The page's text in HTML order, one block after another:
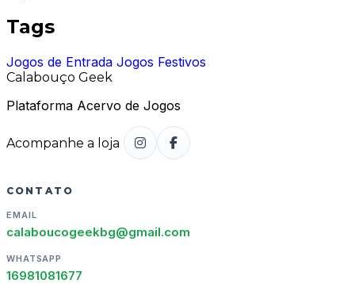
Tags
Jogos de Entrada Jogos Festivos
Calabouço Geek
Plataforma Acervo de Jogos
Acompanhe a loja
CONTATO
EMAIL
calaboucogeekbg@gmail.com
WHATSAPP
16981081677